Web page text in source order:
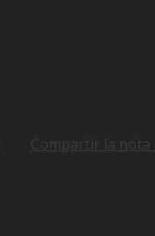
Compartir la nota